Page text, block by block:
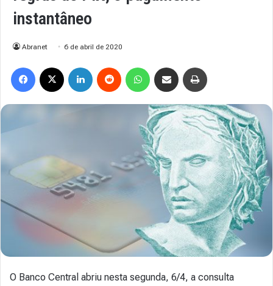
instantâneo
Abranet 6 de abril de 2020
O Banco Central abriu nesta segunda, 6/4, a consulta